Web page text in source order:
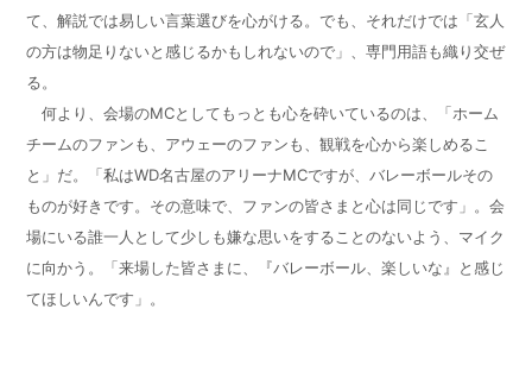
て、解説では易しい言葉選びを心がける。でも、それだけでは「玄人
の方は物足りないと感じるかもしれないので」、専門用語も織り交ぜ
る。
何より、会場のMCとしてもっとも心を砕いているのは、「ホーム
チームのファンも、アウェーのファンも、観戦を心から楽しめるこ
と」だ。「私はWD名古屋のアリーナMCですが、バレーボールその
ものが好きです。その意味で、ファンの皆さまと心は同じです」。会
場にいる誰一人として少しも嫌な思いをすることのないよう、マイク
に向かう。「来場した皆さまに、『バレーボール、楽しいな』と感じ
てほしいんです」。